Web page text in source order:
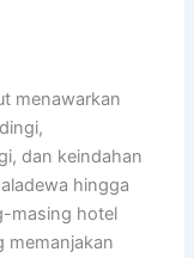
menawarkan
dan keindahan
hingga
masing hotel
memanjakan